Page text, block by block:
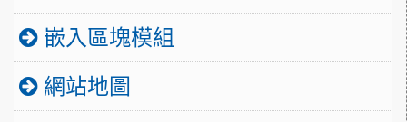
嵌入區塊模組
網站地圖